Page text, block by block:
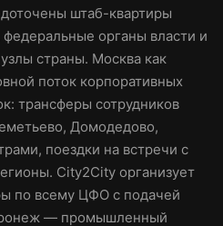
штаб-квартиры
органы власти и
страны. Москва как
поток корпоративных
трансферы сотрудников
Домодедово,
поездки на встречи с
City2City организует
по всему ЦФО с подачей
— промышленный